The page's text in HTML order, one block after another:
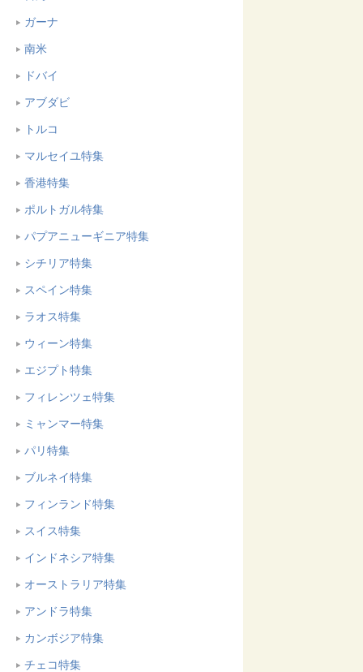
ガーナ
南米
ドバイ
アブダビ
トルコ
マルセイユ特集
香港特集
ポルトガル特集
パプアニューギニア特集
シチリア特集
スペイン特集
ラオス特集
ウィーン特集
エジプト特集
フィレンツェ特集
ミャンマー特集
パリ特集
ブルネイ特集
フィンランド特集
スイス特集
インドネシア特集
オーストラリア特集
アンドラ特集
カンボジア特集
チェコ特集